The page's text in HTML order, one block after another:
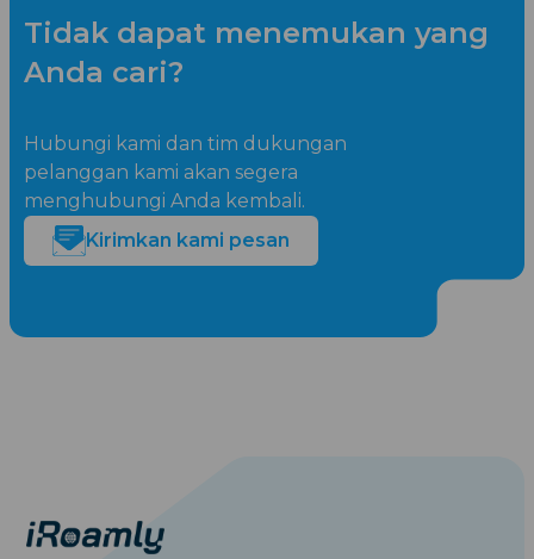
Tidak dapat menemukan yang
Anda cari?
Hubungi kami dan tim dukungan
pelanggan kami akan segera
menghubungi Anda kembali.
Kirimkan kami pesan